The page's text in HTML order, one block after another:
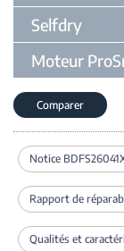
Selfdry
Moteur
Comparer
Notice
Rapport de
Qualités et